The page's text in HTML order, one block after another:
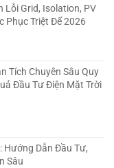
Lỗi Grid, Isolation, PV
Phục Triệt Để 2026
Tích Chuyên Sâu Quy
Đầu Tư Điện Mặt Trời
Hướng Dẫn Đầu Tư,
Sâu